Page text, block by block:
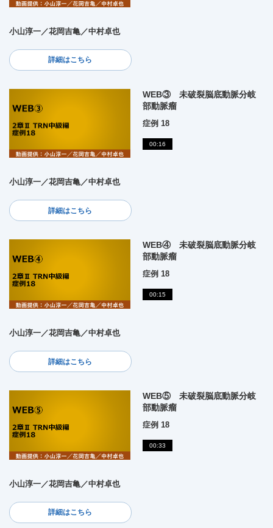
小山淳一／花岡吉亀／中村卓也
詳細はこちら
WEB③ 未破裂脳底動脈分岐
部動脈瘤
症例 18
00:16
小山淳一／花岡吉亀／中村卓也
詳細はこちら
WEB④ 未破裂脳底動脈分岐
部動脈瘤
症例 18
00:15
小山淳一／花岡吉亀／中村卓也
詳細はこちら
WEB⑤ 未破裂脳底動脈分岐
部動脈瘤
症例 18
00:33
小山淳一／花岡吉亀／中村卓也
詳細はこちら